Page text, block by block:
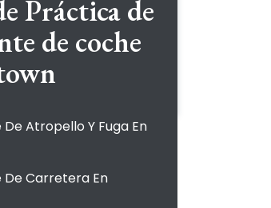
Práctica de
de coche
Atropello Y Fuga En
Carretera En